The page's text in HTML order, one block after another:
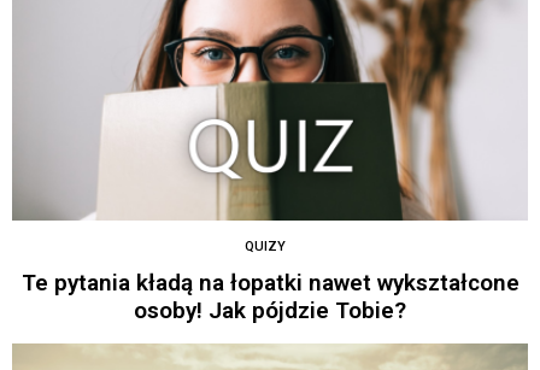
QUIZY
Te pytania kładą na łopatki nawet wykształcone
osoby! Jak pójdzie Tobie?